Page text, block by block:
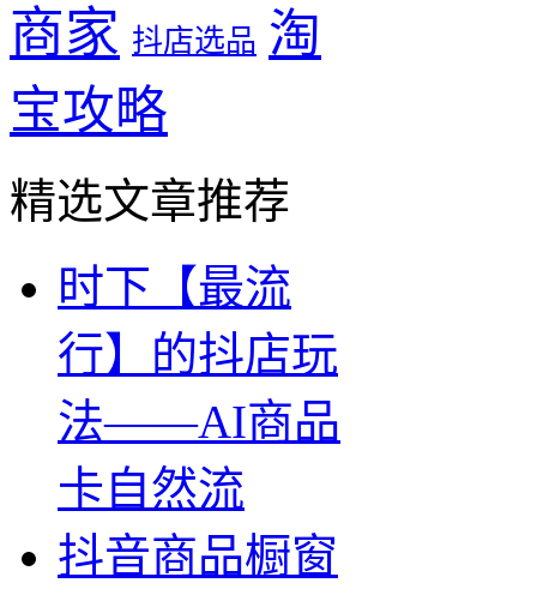
商家 抖店选品 淘
宝攻略
精选文章推荐
时下【最流
行】的抖店玩
法——AI商品
卡自然流
抖音商品橱窗